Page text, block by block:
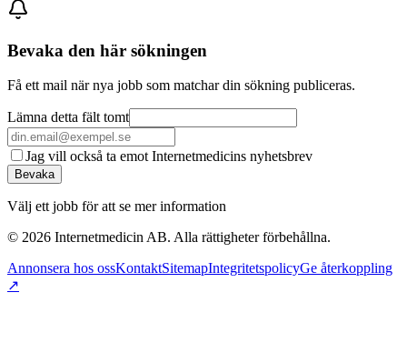
Bevaka den här sökningen
Få ett mail när nya jobb som matchar din sökning publiceras.
Lämna detta fält tomt
Jag vill också ta emot Internetmedicins nyhetsbrev
Bevaka
Välj ett jobb för att se mer information
© 2026 Internetmedicin AB. Alla rättigheter förbehållna.
Annonsera hos ossKontaktSitemapIntegritetspolicyGe återkoppling
↗